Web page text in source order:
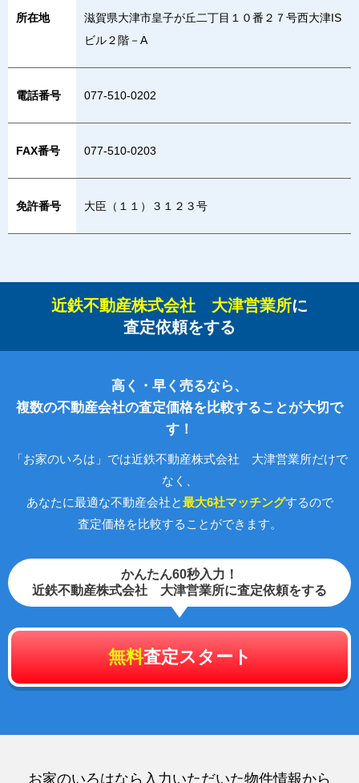
所在地
滋賀県大津市皇子が丘二丁目１０番２７号西大津IS
ビル２階－A
電話番号 077-510-0202
FAX番号 077-510-0203
免許番号 大臣（１１）３１２３号
近鉄不動産株式会社 大津営業所に
査定依頼をする
高く・早く売るなら、
複数の不動産会社の査定価格を比較することが大切で
す！
「お家のいろは」では近鉄不動産株式会社 大津営業所だけで
なく、
あなたに最適な不動産会社と最大6社マッチングするので
査定価格を比較することができます。
かんたん60秒入力！
近鉄不動産株式会社 大津営業所に査定依頼をする
無料査定スタート
お家のいろはなら入力いただいた物件情報から